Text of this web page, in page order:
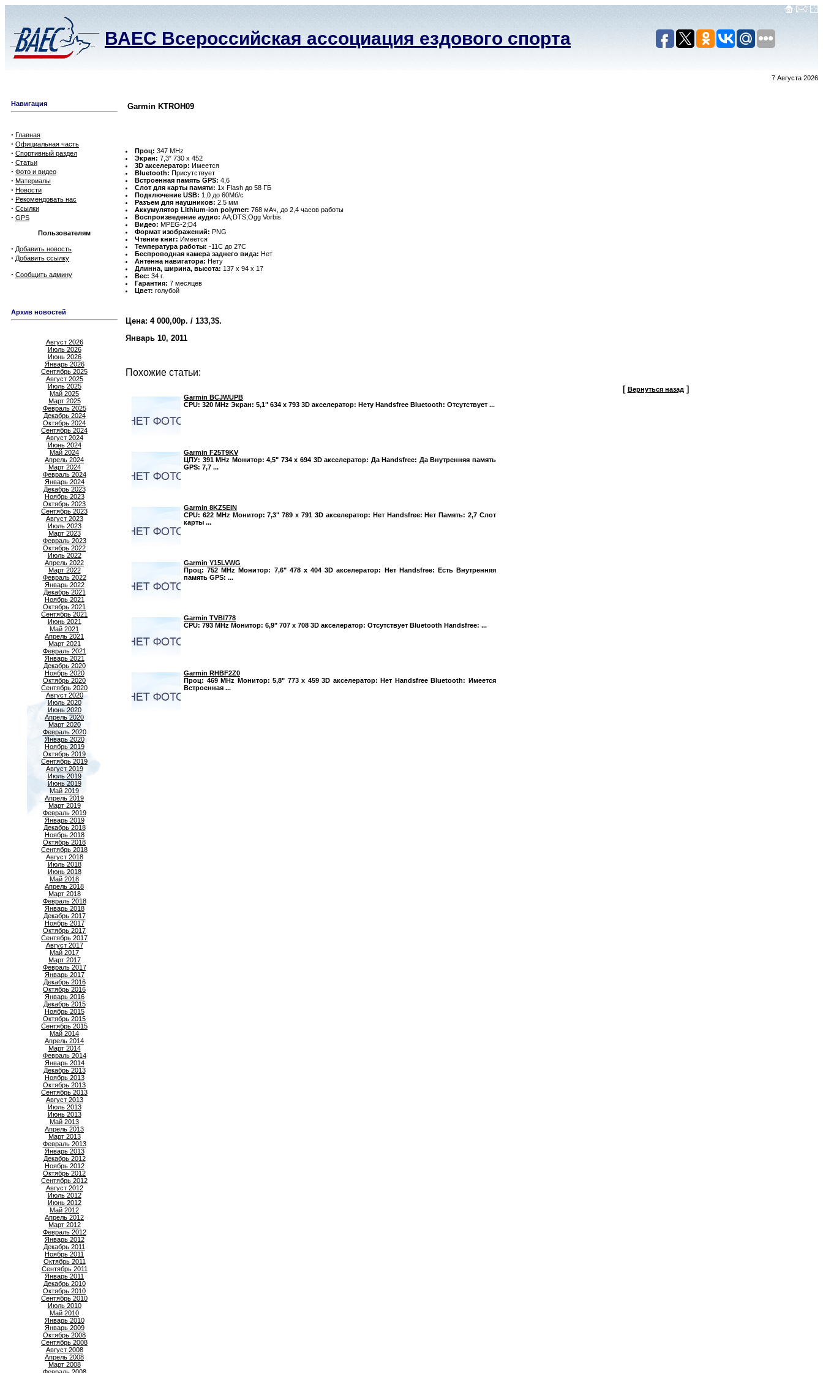
ВАЕС Всероссийская ассоциация ездового спорта
7 Августа 2026
Навигация
· Главная
· Официальная часть
· Спортивный раздел
· Статьи
· Фото и видео
· Материалы
· Новости
· Рекомендовать нас
· Ссылки
· GPS
Пользователям
· Добавить новость
· Добавить ссылку
· Сообщить админу
Архив новостей
Август 2026
Июль 2026
Июнь 2026
Январь 2026
Сентябрь 2025
Август 2025
Июль 2025
Май 2025
Март 2025
Февраль 2025
Декабрь 2024
Октябрь 2024
Сентябрь 2024
Август 2024
Июнь 2024
Май 2024
Апрель 2024
Март 2024
Февраль 2024
Январь 2024
Декабрь 2023
Ноябрь 2023
Октябрь 2023
Сентябрь 2023
Август 2023
Июль 2023
Март 2023
Февраль 2023
Октябрь 2022
Июль 2022
Апрель 2022
Март 2022
Февраль 2022
Январь 2022
Декабрь 2021
Ноябрь 2021
Октябрь 2021
Сентябрь 2021
Июнь 2021
Май 2021
Апрель 2021
Март 2021
Февраль 2021
Январь 2021
Декабрь 2020
Ноябрь 2020
Октябрь 2020
Сентябрь 2020
Август 2020
Июль 2020
Июнь 2020
Апрель 2020
Март 2020
Февраль 2020
Январь 2020
Ноябрь 2019
Октябрь 2019
Сентябрь 2019
Август 2019
Июль 2019
Июнь 2019
Май 2019
Апрель 2019
Март 2019
Февраль 2019
Январь 2019
Декабрь 2018
Ноябрь 2018
Октябрь 2018
Сентябрь 2018
Август 2018
Июль 2018
Июнь 2018
Май 2018
Апрель 2018
Март 2018
Февраль 2018
Январь 2018
Декабрь 2017
Ноябрь 2017
Октябрь 2017
Сентябрь 2017
Август 2017
Май 2017
Март 2017
Февраль 2017
Январь 2017
Декабрь 2016
Октябрь 2016
Январь 2016
Декабрь 2015
Ноябрь 2015
Октябрь 2015
Сентябрь 2015
Май 2014
Апрель 2014
Март 2014
Февраль 2014
Январь 2014
Декабрь 2013
Ноябрь 2013
Октябрь 2013
Сентябрь 2013
Август 2013
Июль 2013
Июнь 2013
Май 2013
Апрель 2013
Март 2013
Февраль 2013
Январь 2013
Декабрь 2012
Ноябрь 2012
Октябрь 2012
Сентябрь 2012
Август 2012
Июль 2012
Июнь 2012
Май 2012
Апрель 2012
Март 2012
Февраль 2012
Январь 2012
Декабрь 2011
Ноябрь 2011
Октябрь 2011
Сентябрь 2011
Январь 2011
Декабрь 2010
Октябрь 2010
Сентябрь 2010
Июль 2010
Май 2010
Январь 2010
Январь 2009
Октябрь 2008
Сентябрь 2008
Август 2008
Апрель 2008
Март 2008
Garmin KTROH09
Проц: 347 MHz
Экран: 7,3″ 730 x 452
3D акселератор: Имеется
Bluetooth: Присутствует
Встроенная память GPS: 4,6
Слот для карты памяти: 1x Flash до 58 ГБ
Подключение USB: 1,0 до 60Мб/с
Разъем для наушников: 2.5 мм
Аккумулятор Lithium-ion polymer: 768 мАч, до 2,4 часов работы
Воспроизведение аудио: AA;DTS;Ogg Vorbis
Видео: MPEG-2;D4
Формат изображений: PNG
Чтение книг: Имеется
Температура работы: -11C до 27C
Беспроводная камера заднего вида: Нет
Антенна навигатора: Нету
Длинна, ширина, высота: 137 x 94 x 17
Вес: 34 г.
Гарантия: 7 месяцев
Цвет: голубой
Цена: 4 000,00р. / 133,3$.
Январь 10, 2011
Похожие статьи:
Garmin BCJWUPB
CPU: 320 MHz Экран: 5,1" 634 x 793 3D акселератор: Нету Handsfree Bluetooth: Отсутствует ...
Garmin F25T9KV
ЦПУ: 391 MHz Монитор: 4,5" 734 x 694 3D акселератор: Да Handsfree: Да Внутренняя память
GPS: 7,7 ...
Garmin 8KZ5EIN
CPU: 622 MHz Монитор: 7,3" 789 x 791 3D акселератор: Нет Handsfree: Нет Память: 2,7 Слот
карты ...
Garmin Y15LVWG
Проц: 752 MHz Монитор: 7,6" 478 x 404 3D акселератор: Нет Handsfree: Есть Внутренняя
память GPS: ...
Garmin TVBI778
CPU: 793 MHz Монитор: 6,9" 707 x 708 3D акселератор: Отсутствует Bluetooth Handsfree: ...
Garmin RHBF2Z0
Проц: 469 MHz Монитор: 5,8" 773 x 459 3D акселератор: Нет Handsfree Bluetooth: Имеется
Встроенная ...
[ Вернуться назад ]